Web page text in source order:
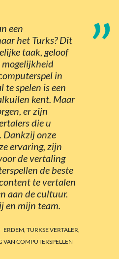
een
het Turks? Dit
taak, geloof
mogelijkheid
in
te spelen is een
kent. Maar
er zijn
die u
Dankzij onze
ervaring, zijn
de vertaling
de beste
te vertalen
aan de cultuur.
en mijn team.
”
ERDEM, TURKSE VERTALER,
VAN COMPUTERSPELLEN